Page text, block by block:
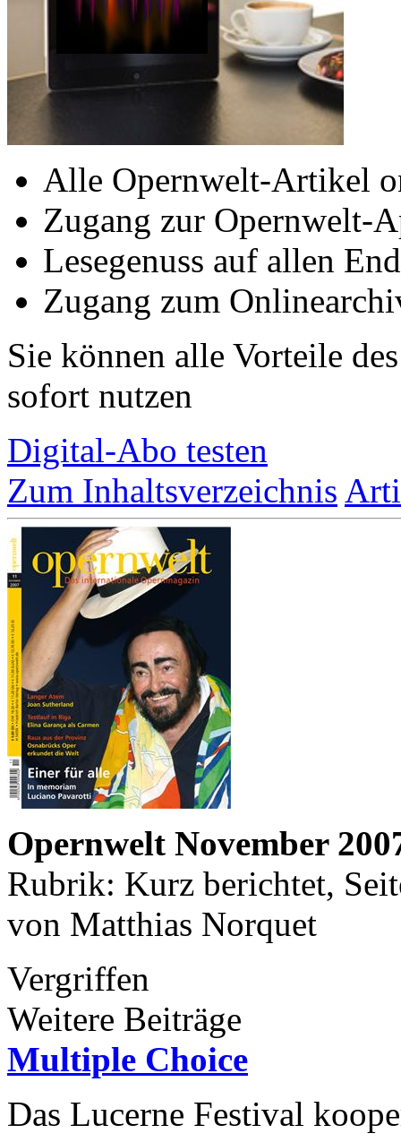
Alle Opernwelt-Artikel
Zugang zur Opernwelt-
Lesegenuss auf allen
Zugang zum
Sie können alle Vorteile
sofort nutzen
Digital-Abo testen
Zum Inhaltsverzeichnis
Opernwelt November
Rubrik: Kurz berichtet,
von Matthias Norquet
Vergriffen
Weitere Beiträge
Multiple Choice
Das Lucerne Festival